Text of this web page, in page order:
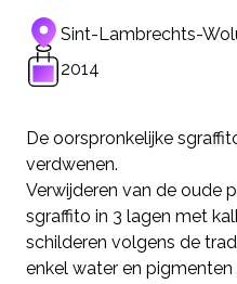
Sint-Lambrechts-
2014
De oorspronkelijke
verdwenen.
Verwijderen van de oude
sgraffito in 3 lagen met
schilderen volgens de
enkel water en pigmenten